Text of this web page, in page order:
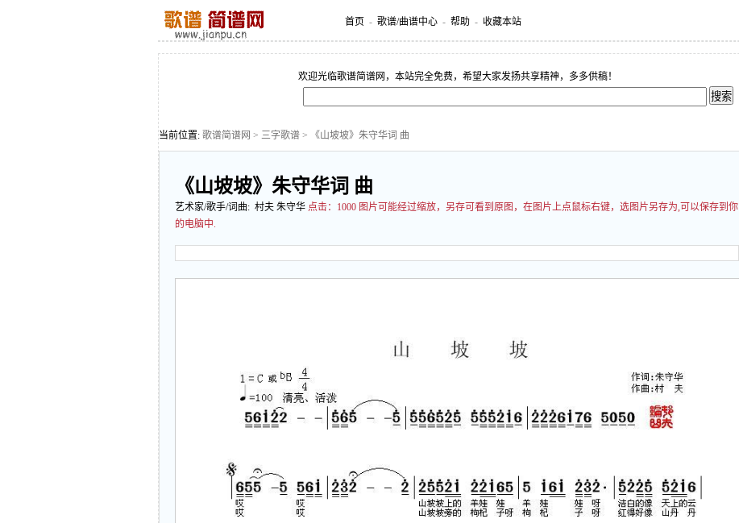
首页 - 歌谱/曲谱中心 - 帮助 - 收藏本站
欢迎光临歌谱简谱网，本站完全免费，希望大家发扬共享精神，多多供稿！
当前位置: 歌谱简谱网 > 三字歌谱 > 《山坡坡》朱守华词 曲
《山坡坡》朱守华词 曲
艺术家/歌手/词曲: 村夫 朱守华 点击： 1000 图片可能经过缩放，另存可看到原图，在图片上点鼠标右键，选图片另存为,可以保存到你
的电脑中.